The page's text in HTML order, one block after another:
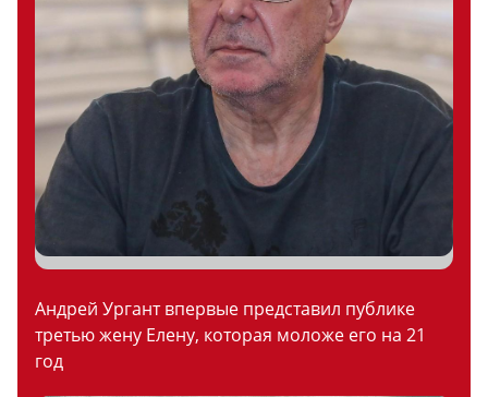
Андрей Ургант впервые представил публике
третью жену Елену, которая моложе его на 21
год